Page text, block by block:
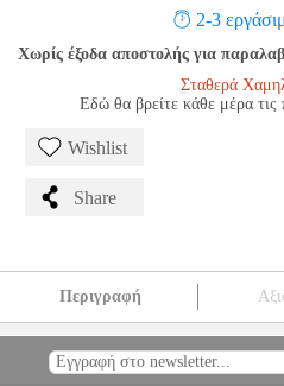
2-3
Χωρίς έξοδα αποστολής για
Σταθερά
Εδώ θα βρείτε κάθε μέρα τις
Wishlist
Share
Περιγραφή
PACK) EPI.25186 EPI.25186